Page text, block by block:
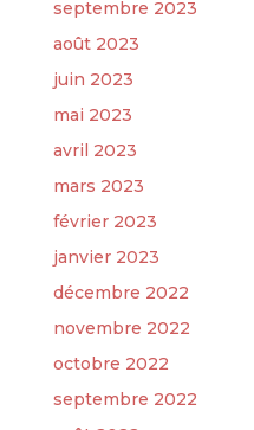
septembre 2023
août 2023
juin 2023
mai 2023
avril 2023
mars 2023
février 2023
janvier 2023
décembre 2022
novembre 2022
octobre 2022
septembre 2022